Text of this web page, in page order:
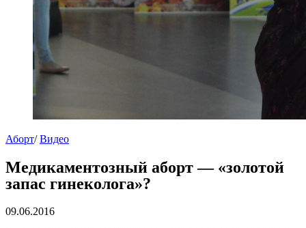
Аборт/Видео
Медикаментозный аборт — «золотой
запас гинеколога»?
09.06.2016